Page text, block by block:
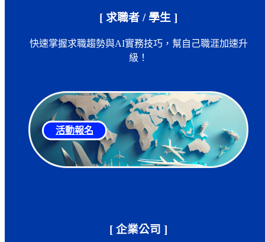
[ 求職者 / 學生 ]
快速掌握求職趨勢與AI實務技巧，幫自己職涯加速升
級！
活動報名
[ 企業公司 ]